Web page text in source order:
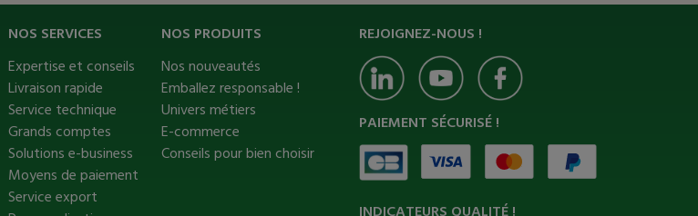
NOS SERVICES
Expertise et conseils
Livraison rapide
Service technique
Grands comptes
Solutions e-business
Moyens de paiement
Service export
NOS PRODUITS
Nos nouveautés
Emballez responsable !
Univers métiers
E-commerce
Conseils pour bien choisir
REJOIGNEZ-NOUS !
PAIEMENT SÉCURISÉ !